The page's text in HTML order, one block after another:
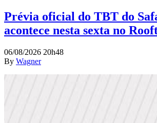
Prévia oficial do TBT do
acontece nesta sexta no
06/08/2026 20h48
By Wagner